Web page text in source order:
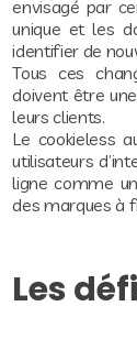
envisagé par
unique et les
identifier de
Tous ces
doivent être
leurs clients.
Le cookieless
utilisateurs
ligne comme
des marques à
Les